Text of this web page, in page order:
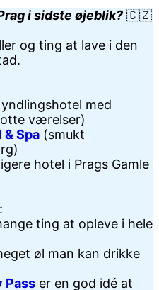
i sidste øjeblik? 🇨🇿
og ting at lave i den
med
værelser)
Spa (smukt
hotel i Prags Gamle
:
ting at opleve i hele
øl man kan drikke
Pass er en god idé at